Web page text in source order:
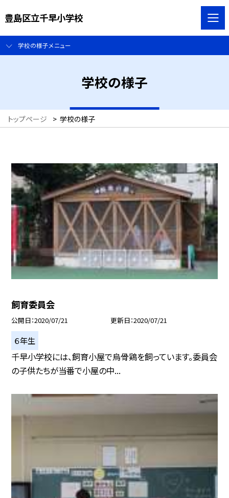
豊島区立千早小学校
学校の様子メニュー
学校の様子
トップページ > 学校の様子
飼育委員会
公開日 2020/07/21 更新日 2020/07/21
６年生
千早小学校には、飼育小屋で烏骨鶏を飼っています。委員会
の子供たちが当番で小屋の中...